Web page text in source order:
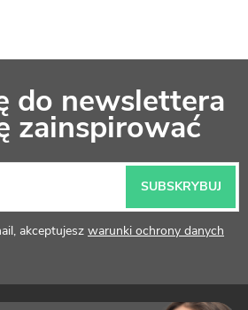
do newslettera
zainspirować
akceptujesz warunki ochrony danych
SUBSKRYBUJ